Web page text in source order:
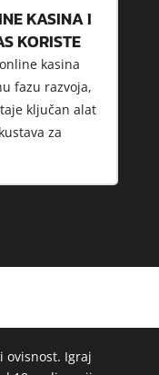
KASINA I
KORISTE
kasina
fazu razvoja,
ključan alat
za
ovisnost. Igraj